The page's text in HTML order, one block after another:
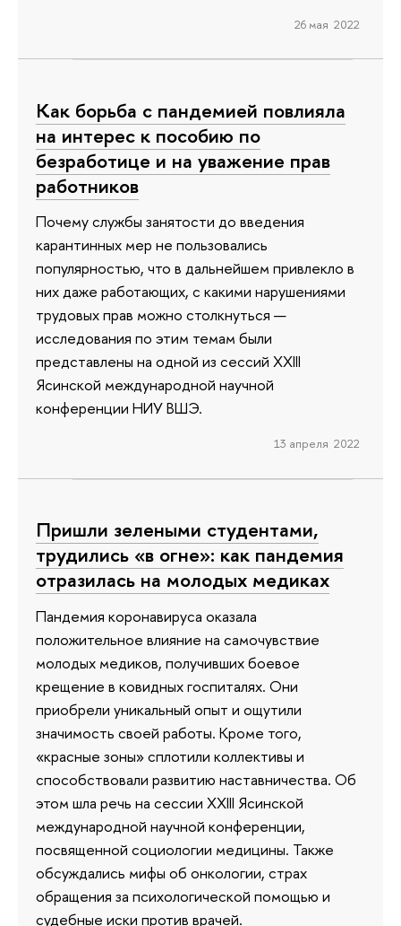
26 мая 2022
Как борьба с пандемией повлияла
на интерес к пособию по
безработице и на уважение прав
работников
Почему службы занятости до введения
карантинных мер не пользовались
популярностью, что в дальнейшем привлекло в
них даже работающих, с какими нарушениями
трудовых прав можно столкнуться —
исследования по этим темам были
представлены на одной из сессий XXIII
Ясинской международной научной
конференции НИУ ВШЭ.
13 апреля 2022
Пришли зелеными студентами,
трудились «в огне»: как пандемия
отразилась на молодых медиках
Пандемия коронавируса оказала
положительное влияние на самочувствие
молодых медиков, получивших боевое
крещение в ковидных госпиталях. Они
приобрели уникальный опыт и ощутили
значимость своей работы. Кроме того,
«красные зоны» сплотили коллективы и
способствовали развитию наставничества. Об
этом шла речь на сессии XXIII Ясинской
международной научной конференции,
посвященной социологии медицины. Также
обсуждались мифы об онкологии, страх
обращения за психологической помощью и
судебные иски против врачей.